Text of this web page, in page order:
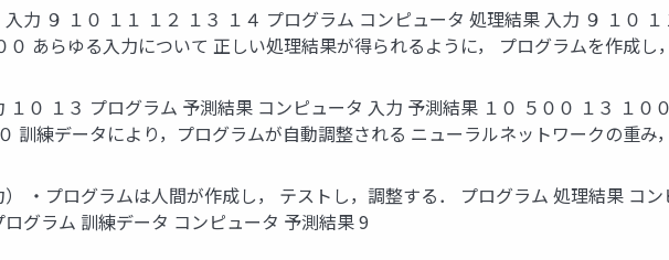
力 ９ １０ １１ １２ １３ １４ プログラム コンピュータ 処理結果 入力 ９ １０
０ あらゆる入力について 正しい処理結果が得られるように， プログラムを作成し
０ １３ プログラム 予測結果 コンピュータ 入力 予測結果 １０ ５００ １３ １０
訓練データにより，プログラムが自動調整される ニューラルネットワークの重み
・プログラムは人間が作成し， テストし，調整する． プログラム 処理結果 コ
グラム 訓練データ コンピュータ 予測結果 9